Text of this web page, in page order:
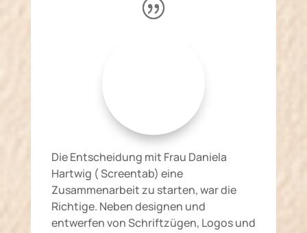
Die Entscheidung mit Frau Daniela
Hartwig ( Screentab) eine
Zusammenarbeit zu starten, war die
Richtige. Neben designen und
entwerfen von Schriftzügen, Logos und